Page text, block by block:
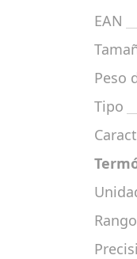
EAN
Peso
Tipo